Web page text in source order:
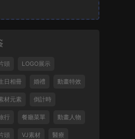
頭 LOGO展示
日相冊 婚禮 動畫特效
材元素 倒計時
行 餐廳菜單 動畫人物
頭 VJ素材 醫療